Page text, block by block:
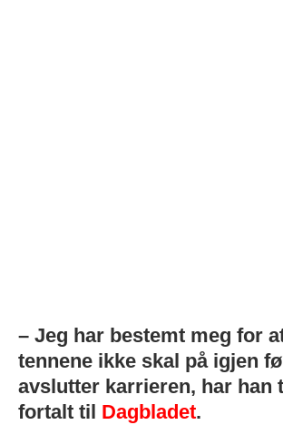
– Jeg har bestemt meg for
tennene ikke skal på igjen
avslutter karrieren, har han
fortalt til Dagbladet.